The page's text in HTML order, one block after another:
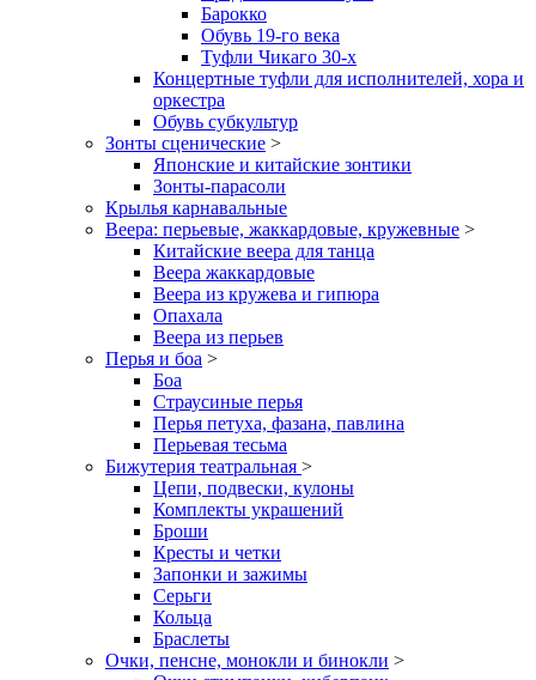
Барокко
Обувь 19-го века
Туфли Чикаго 30-х
Концертные туфли для исполнителей, хора и
оркестра
Обувь субкультур
Зонты сценические >
Японские и китайские зонтики
Зонты-парасоли
Крылья карнавальные
Веера: перьевые, жаккардовые, кружевные >
Китайские веера для танца
Веера жаккардовые
Веера из кружева и гипюра
Опахала
Веера из перьев
Перья и боа >
Боа
Страусиные перья
Перья петуха, фазана, павлина
Перьевая тесьма
Бижутерия театральная >
Цепи, подвески, кулоны
Комплекты украшений
Броши
Кресты и четки
Запонки и зажимы
Серьги
Кольца
Браслеты
Очки, пенсне, монокли и бинокли >